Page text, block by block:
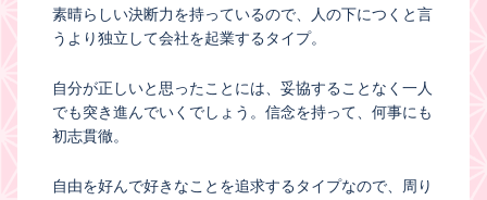
素晴らしい決断力を持っているので、人の下につくと言
うより独立して会社を起業するタイプ。
自分が正しいと思ったことには、妥協することなく一人
でも突き進んでいくでしょう。信念を持って、何事にも
初志貫徹。
自由を好んで好きなことを追求するタイプなので、周り